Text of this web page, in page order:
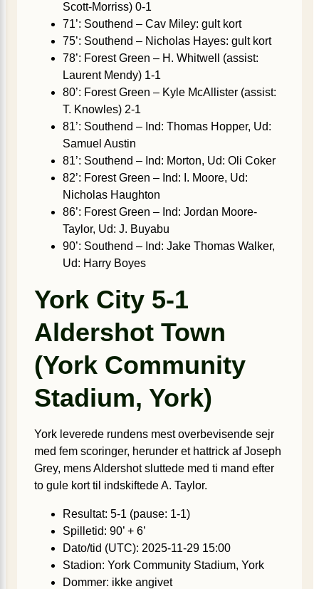
Scott-Morriss) 0-1
71’: Southend – Cav Miley: gult kort
75’: Southend – Nicholas Hayes: gult kort
78’: Forest Green – H. Whitwell (assist:
Laurent Mendy) 1-1
80’: Forest Green – Kyle McAllister (assist:
T. Knowles) 2-1
81’: Southend – Ind: Thomas Hopper, Ud:
Samuel Austin
81’: Southend – Ind: Morton, Ud: Oli Coker
82’: Forest Green – Ind: I. Moore, Ud:
Nicholas Haughton
86’: Forest Green – Ind: Jordan Moore-
Taylor, Ud: J. Buyabu
90’: Southend – Ind: Jake Thomas Walker,
Ud: Harry Boyes
York City 5-1
Aldershot Town
(York Community
Stadium, York)
York leverede rundens mest overbevisende sejr
med fem scoringer, herunder et hattrick af Joseph
Grey, mens Aldershot sluttede med ti mand efter
to gule kort til indskiftede A. Taylor.
Resultat: 5-1 (pause: 1-1)
Spilletid: 90’ + 6’
Dato/tid (UTC): 2025-11-29 15:00
Stadion: York Community Stadium, York
Dommer: ikke angivet